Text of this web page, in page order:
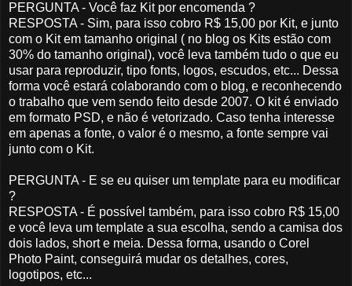
PERGUNTA - Você faz Kit por encomenda ?
RESPOSTA - Sim, para isso cobro R$ 15,00 por Kit, e junto
com o Kit em tamanho original ( no blog os Kits estão com
30% do tamanho original), você leva também tudo o que eu
usar para reproduzir, tipo fonts, logos, escudos, etc... Dessa
forma você estará colaborando com o blog, e reconhecendo
o trabalho que vem sendo feito desde 2007. O kit é enviado
em formato PSD, e não é vetorizado. Caso tenha interesse
em apenas a fonte, o valor é o mesmo, a fonte sempre vai
junto com o Kit.
PERGUNTA - E se eu quiser um template para eu modificar
?
RESPOSTA - É possível também, para isso cobro R$ 15,00
e você leva um template a sua escolha, sendo a camisa dos
dois lados, short e meia. Dessa forma, usando o Corel
Photo Paint, conseguirá mudar os detalhes, cores,
logotipos, etc...